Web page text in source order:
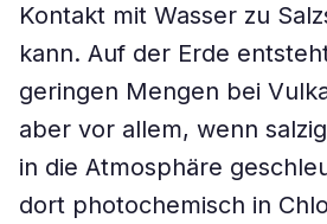
Kontakt mit Wasser zu
kann. Auf der Erde
geringen Mengen bei
aber vor allem, wenn
in die Atmosphäre
dort photochemisch in